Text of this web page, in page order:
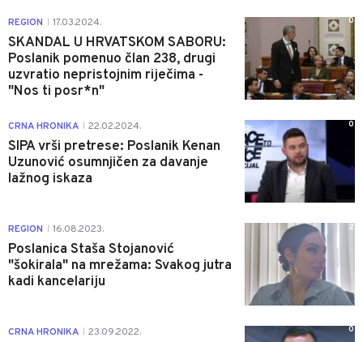
REGION 17.03.2024.
SKANDAL U HRVATSKOM SABORU:
Poslanik pomenuo član 238, drugi
uzvratio nepristojnim riječima -
"Nos ti posr*n"
0
CRNA HRONIKA 22.02.2024.
SIPA vrši pretrese: Poslanik Kenan
Uzunović osumnjičen za davanje
lažnog iskaza
0
REGION 16.08.2023.
Poslanica Staša Stojanović
"šokirala" na mrežama: Svakog jutra
kadi kancelariju
2
CRNA HRONIKA 23.09.2022. 0